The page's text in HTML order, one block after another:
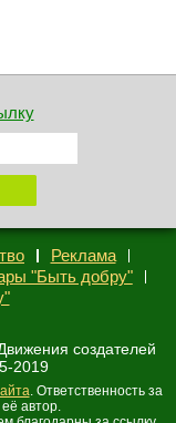
Реклама
"Быть добру"
создателей
2019
. Ответственность за
автор.